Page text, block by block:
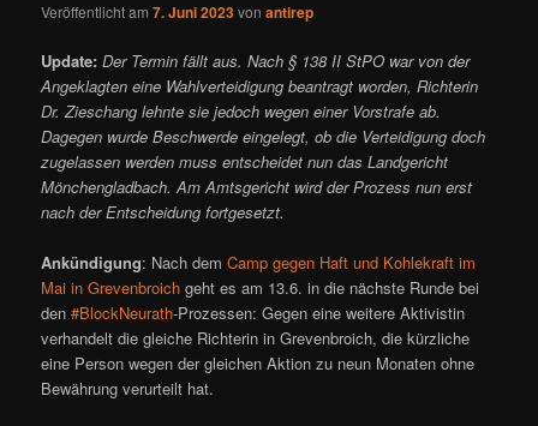
Veröffentlicht am7. Juni 2023vonantirep
Update:Der Termin fällt aus. Nach § 138 II StPO war von der
Angeklagten eine Wahlverteidigung beantragt worden, Richterin
Dr. Zieschang lehnte sie jedoch wegen einer Vorstrafe ab.
Dagegen wurde Beschwerde eingelegt, ob die Verteidigung doch
zugelassen werden muss entscheidet nun das Landgericht
Mönchengladbach. Am Amtsgericht wird der Prozess nun erst
nach der Entscheidung fortgesetzt.
Ankündigung: Nach demCamp gegen Haft und Kohlekraft im
Mai in Grevenbroich geht es am 13.6. in die nächste Runde bei
den#BlockNeurath-Prozessen: Gegen eine weitere Aktivistin
verhandelt die gleiche Richterin in Grevenbroich, die kürzliche
eine Person wegen der gleichen Aktion zu neun Monaten ohne
Bewährung verurteilt hat.